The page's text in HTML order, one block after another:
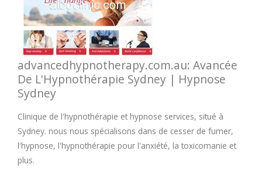
advancedhypnotherapy.com.au: Avancée
De L'Hypnothérapie Sydney | Hypnose
Sydney
Clinique de l'hypnothérapie et hypnose services, situé à
Sydney. nous nous spécialisons dans de cesser de fumer,
l'hypnose, l'hypnothérapie pour l'anxiété, la toxicomanie et
plus.